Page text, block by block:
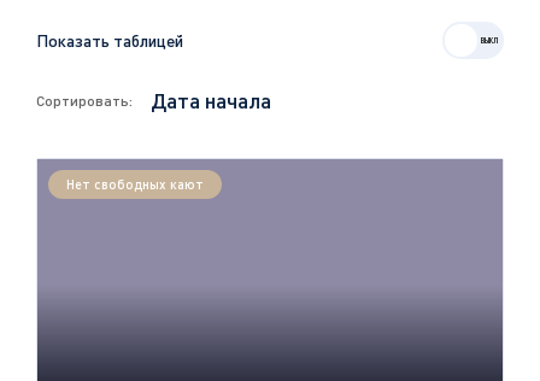
Показать таблицей
Сортировать:
Нет свободных кают